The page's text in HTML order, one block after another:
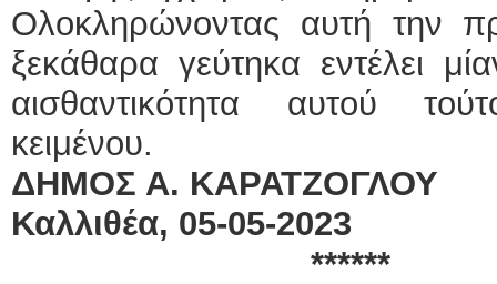
Ολοκληρώνοντας αυτή την
ξεκάθαρα γεύτηκα εντέλει
αισθαντικότητα αυτού
κειμένου.
ΔΗΜΟΣ Α. ΚΑΡΑΤΖΟΓΛΟΥ
Καλλιθέα, 05-05-2023
******